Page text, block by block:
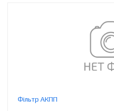
Фільтр АКПП